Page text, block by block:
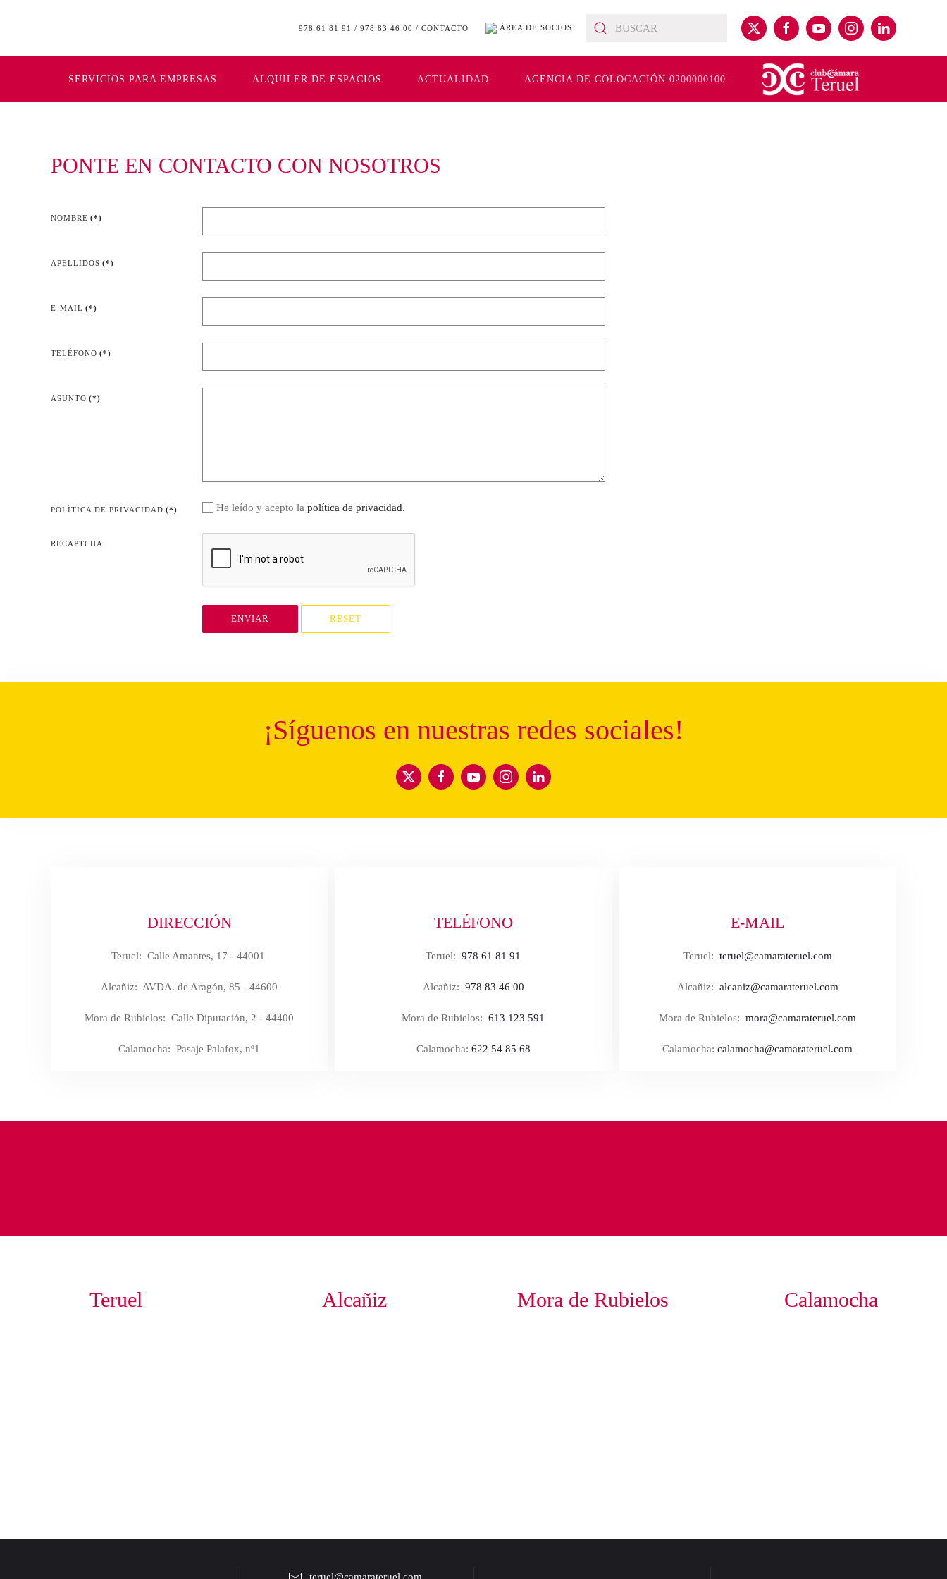
978 61 81 91 / 978 83 46 00 / CONTACTO ÁREA DE SOCIOS
SERVICIOS PARA EMPRESAS ALQUILER DE ESPACIOS ACTUALIDAD AGENCIA DE COLOCACIÓN 0200000100
PONTE EN CONTACTO CON NOSOTROS
NOMBRE (*)
APELLIDOS (*)
E-MAIL (*)
TELÉFONO (*)
ASUNTO (*)
POLÍTICA DE PRIVACIDAD (*) He leído y acepto la política de privacidad.
RECAPTCHA
ENVIAR RESET
¡Síguenos en nuestras redes sociales!
DIRECCIÓN
Teruel: Calle Amantes, 17 - 44001
Alcañiz: AVDA. de Aragón, 85 - 44600
Mora de Rubielos: Calle Diputación, 2 - 44400
Calamocha: Pasaje Palafox, nº1
TELÉFONO
Teruel: 978 61 81 91
Alcañiz: 978 83 46 00
Mora de Rubielos: 613 123 591
Calamocha: 622 54 85 68
E-MAIL
Teruel: teruel@camarateruel.com
Alcañiz: alcaniz@camarateruel.com
Mora de Rubielos: mora@camarateruel.com
Calamocha: calamocha@camarateruel.com
Teruel Alcañiz Mora de Rubielos Calamocha
teruel@camarateruel.com